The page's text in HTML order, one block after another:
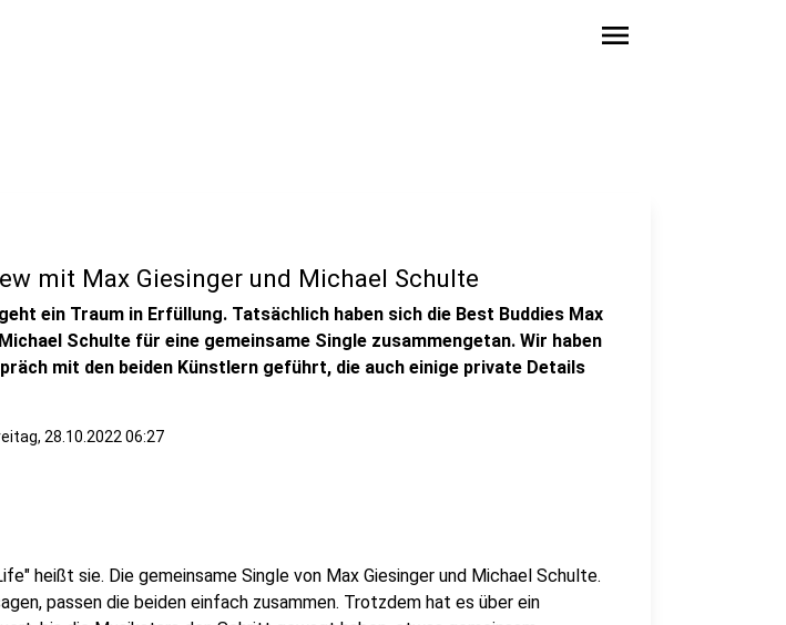
menu
mit Max Giesinger und Michael Schulte
ein Traum in Erfüllung. Tatsächlich haben sich die Best Buddies Max
Schulte für eine gemeinsame Single zusammengetan. Wir haben
mit den beiden Künstlern geführt, die auch einige private Details
28.10.2022 06:27
heißt sie. Die gemeinsame Single von Max Giesinger und Michael Schulte.
passen die beiden einfach zusammen. Trotzdem hat es über ein